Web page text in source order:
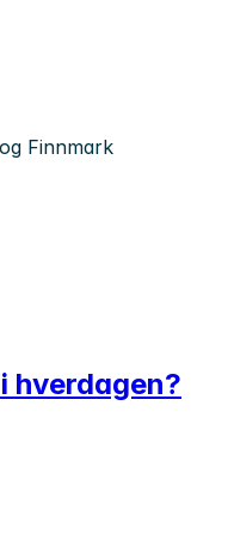
Finnmark
hverdagen?